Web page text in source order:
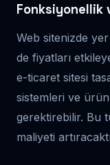
Fonksiyonellik
Web sitenizde
de fiyatları
e-ticaret sitesi
sistemleri ve
gerektirebilir. Bu
maliyeti